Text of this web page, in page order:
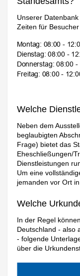
Unserer
Zeiten für
Welche
Neben dem
beglaubigten
Frage) bietet das
Eheschließungen/
Dienstleistungen
Um eine
jemanden vor Ort
Welche
In der Regel
Deutschland - also
- folgende
über die